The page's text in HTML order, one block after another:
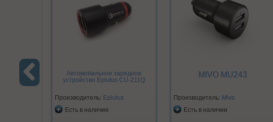
Автомобильное зарядное
устройство Eplutus CU-211Q
Производитель: Eplutus
Есть в наличии
MIVO MU243
Производитель: Mivo
Есть в наличии